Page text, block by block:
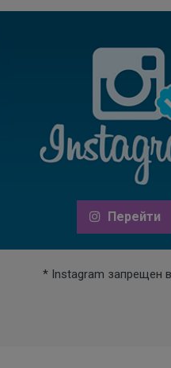
Перейти
* Instagram запрещен